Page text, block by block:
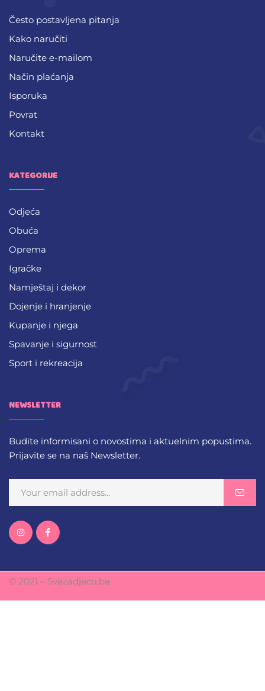
Često postavljena pitanja
Kako naručiti
Naručite e-mailom
Način plaćanja
Isporuka
Povrat
Kontakt
KATEGORIJE
Odjeća
Obuća
Oprema
Igračke
Namještaj i dekor
Dojenje i hranjenje
Kupanje i njega
Spavanje i sigurnost
Sport i rekreacija
NEWSLETTER
Budite informisani o novostima i aktuelnim popustima.
Prijavite se na naš Newsletter.
© 2021 – Svezadjecu.ba